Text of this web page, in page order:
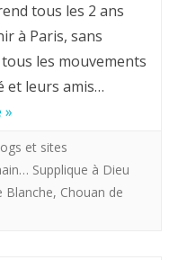
tous les 2 ans
à Paris, sans
les mouvements
et leurs amis…
»
et sites
Supplique à Dieu
Blanche, Chouan de